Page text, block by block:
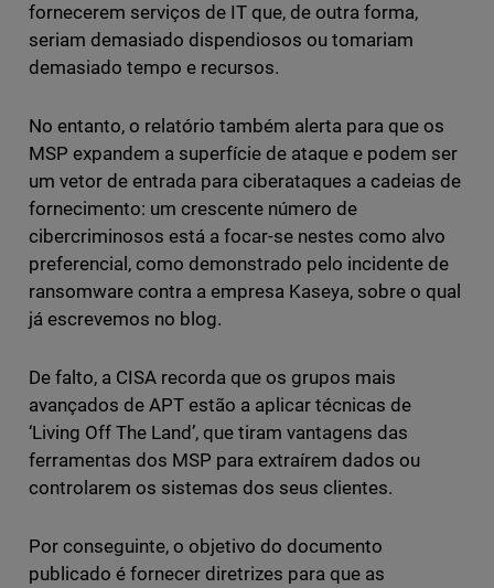
fornecerem serviços de IT que, de outra forma,
seriam demasiado dispendiosos ou tomariam
demasiado tempo e recursos.
No entanto, o relatório também alerta para que os
MSP expandem a superfície de ataque e podem ser
um vetor de entrada para ciberataques a cadeias de
fornecimento: um crescente número de
cibercriminosos está a focar-se nestes como alvo
preferencial, como demonstrado pelo incidente de
ransomware contra a empresa Kaseya, sobre o qual
já escrevemos no blog.
De falto, a CISA recorda que os grupos mais
avançados de APT estão a aplicar técnicas de
‘Living Off The Land’, que tiram vantagens das
ferramentas dos MSP para extraírem dados ou
controlarem os sistemas dos seus clientes.
Por conseguinte, o objetivo do documento
publicado é fornecer diretrizes para que as